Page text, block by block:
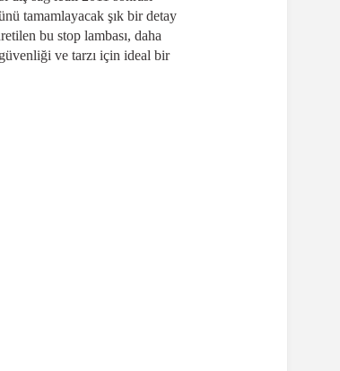
tamamlayacak şık bir detay
bu stop lambası, daha
ve tarzı için ideal bir